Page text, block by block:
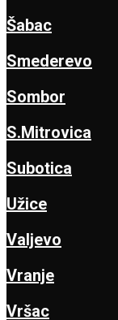
Šabac
Smederevo
Sombor
S.Mitrovica
Subotica
Užice
Valjevo
Vranje
Vršac